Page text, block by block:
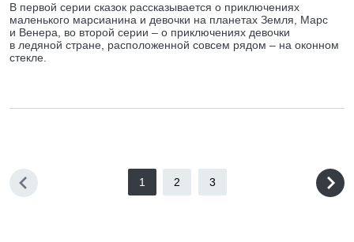
В первой серии сказок рассказывается о приключениях
маленького марсианина и девочки на планетах Земля, Марс
и Венера, во второй серии – о приключениях девочки
в ледяной стране, расположенной совсем рядом – на оконном
стекле.
1 2 3